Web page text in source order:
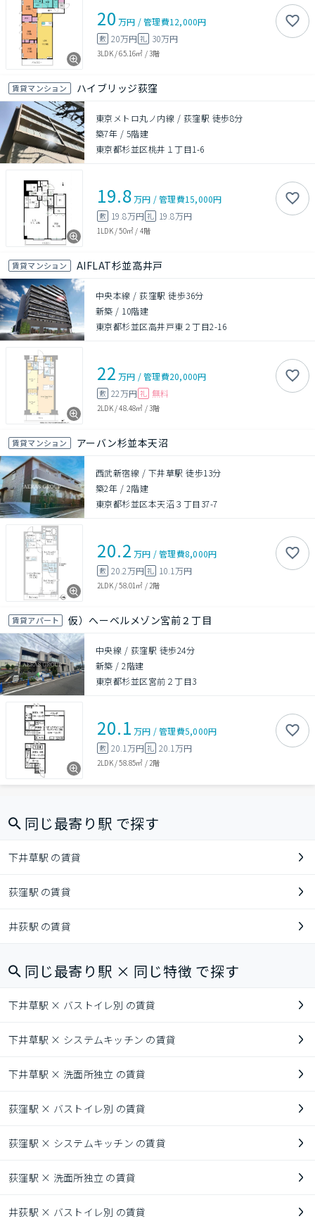
20 万円 /管理費12,000円
敷 20万円 礼 30万円
3LDK/65.16㎡ /3階
賃貸マンション ハイブリッジ荻窪
東京メトロ丸ノ内線 / 荻窪駅 徒歩8分
築7年 / 5階建
東京都杉並区桃井１丁目1-6
19.8万円 /管理費15,000円
敷 19.8万円 礼 19.8万円
1LDK/50㎡ / 4階
賃貸マンション AIFLAT杉並高井戸
中央本線 / 荻窪駅 徒歩36分
新築 / 10階建
東京都杉並区高井戸東２丁目2-16
22 万円 /管理費20,000円
敷 22万円 礼 無料
2LDK/48.48㎡ /3階
賃貸マンション アーバン杉並本天沼
西武新宿線 / 下井草駅 徒歩13分
築2年 / 2階建
東京都杉並区本天沼３丁目37-7
20.2 万円 /管理費8,000円
敷 20.2万円 礼 10.1万円
2LDK/58.01㎡ / 2階
賃貸アパート 仮）へーベルメゾン宮前２丁目
中央線 / 荻窪駅 徒歩24分
新築 /2階建
東京都杉並区宮前２丁目3
20.1 万円 /管理費5,000円
敷 20.1万円 礼 20.1万円
2LDK/58.85㎡ / 2階
同じ最寄り駅 で探す
下井草駅 の賃貸
荻窪駅 の賃貸
井荻駅 の賃貸
同じ最寄り駅 × 同じ特徴 で探す
下井草駅 × バストイレ別 の賃貸
下井草駅 × システムキッチン の賃貸
下井草駅 × 洗面所独立 の賃貸
荻窪駅 × バストイレ別 の賃貸
荻窪駅 × システムキッチン の賃貸
荻窪駅 × 洗面所独立 の賃貸
井荻駅 × バストイレ別 の賃貸